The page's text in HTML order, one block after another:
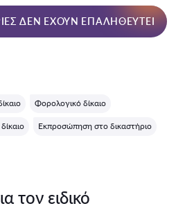
ΔΕΝ ΈΧΟΥΝ ΕΠΑΛΗΘΕΥΤΕΊ
Φορολογικό δίκαιο
Εκπροσώπηση στο δικαστήριο
τον ειδικό